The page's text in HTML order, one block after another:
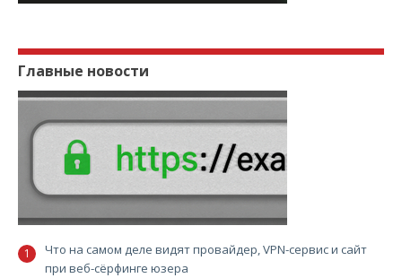
Главные новости
Что на самом деле видят провайдер, VPN-сервис и сайт
при веб-сёрфинге юзера